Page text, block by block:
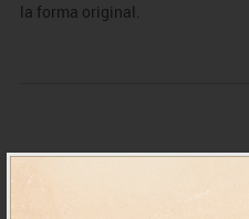
la forma original.